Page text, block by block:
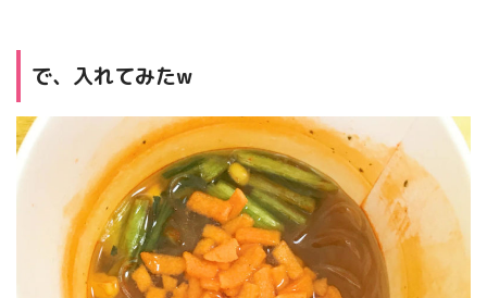
で、入れてみたw